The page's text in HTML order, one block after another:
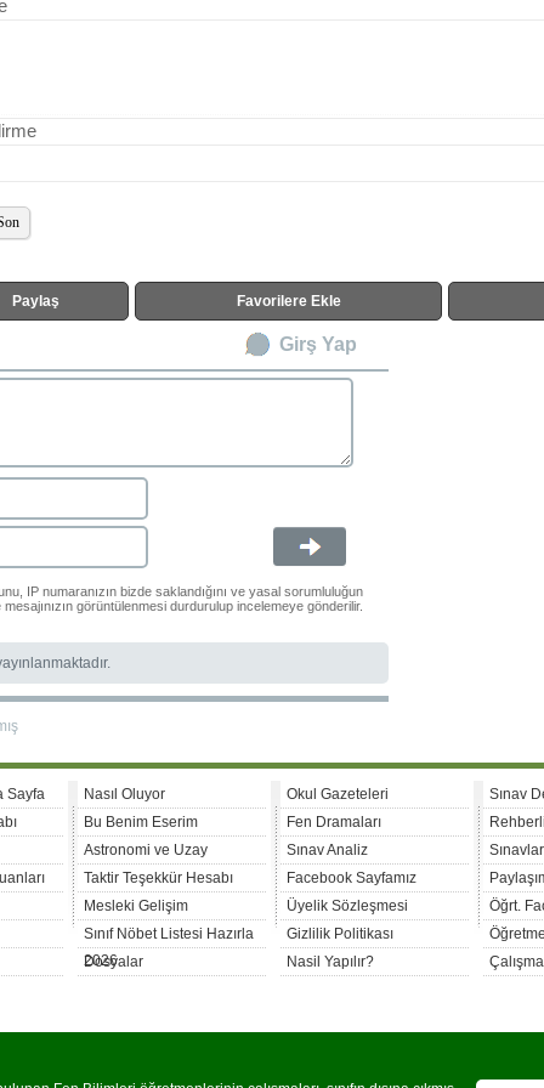
Paylaş Favorilere Ekle
Girş Yap
IP numaranızın bizde saklandığını ve yasal sorumluluğun
görüntülenmesi durdurulup incelemeye gönderilir.
Sayfa
Nasıl Oluyor
Bu Benim Eserim
Astronomi ve Uzay
Taktir Teşekkür Hesabı
Mesleki Gelişim
Sınıf Nöbet Listesi Hazırla
2026
Dosyalar
Okul Gazeteleri
Fen Dramaları
Sınav Analiz
Facebook Sayfamız
Üyelik Sözleşmesi
Gizlilik Politikası
Nasil Yapılır?
Sınav
Öğrt.